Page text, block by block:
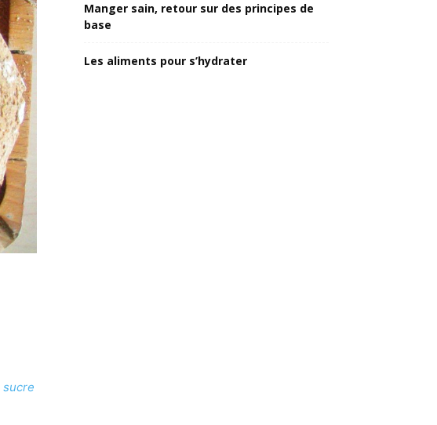
sucre
Manger sain, retour sur des principes de
base
Les aliments pour s’hydrater